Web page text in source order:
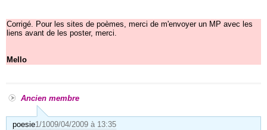
Corrigé. Pour les sites de poèmes, merci de m'envoyer un MP avec les
liens avant de les poster, merci.
Mello
Ancien membre
poesie1/1009/04/2009 à 13:35